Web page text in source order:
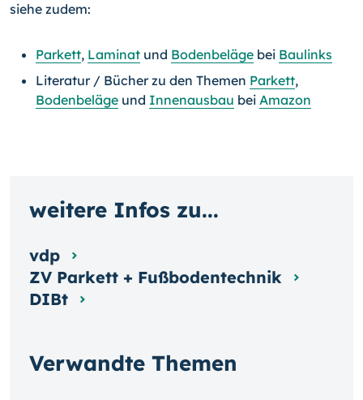
siehe zudem:
Parkett, Laminat und Bodenbeläge bei Baulinks
Literatur / Bücher zu den Themen Parkett,
Bodenbeläge und Innenausbau bei Amazon
Verwandte Themen
weitere Infos zu...
vdp
ZV Parkett + Fußbodentechnik
DIBt